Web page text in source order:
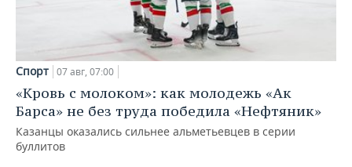
Спорт 07 авг, 07:00
«Кровь с молоком»: как молодежь «Ак
Барса» не без труда победила «Нефтяник»
Казанцы оказались сильнее альметьевцев в серии
буллитов